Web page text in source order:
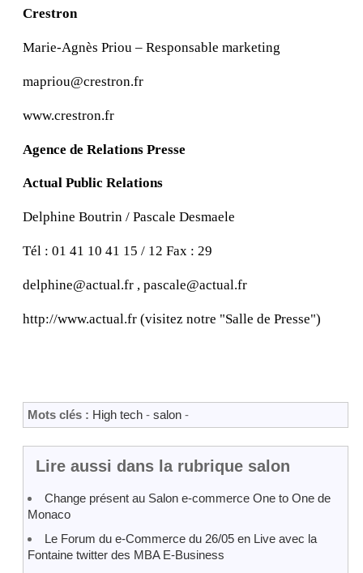
Crestron
Marie-Agnès Priou – Responsable marketing
mapriou@crestron.fr
www.crestron.fr
Agence de Relations Presse
Actual Public Relations
Delphine Boutrin / Pascale Desmaele
Tél : 01 41 10 41 15 / 12 Fax : 29
delphine@actual.fr , pascale@actual.fr
http://www.actual.fr (visitez notre "Salle de Presse")
Mots clés : High tech - salon -
Lire aussi dans la rubrique salon
Change présent au Salon e-commerce One to One de
Monaco
Le Forum du e-Commerce du 26/05 en Live avec la
Fontaine twitter des MBA E-Business